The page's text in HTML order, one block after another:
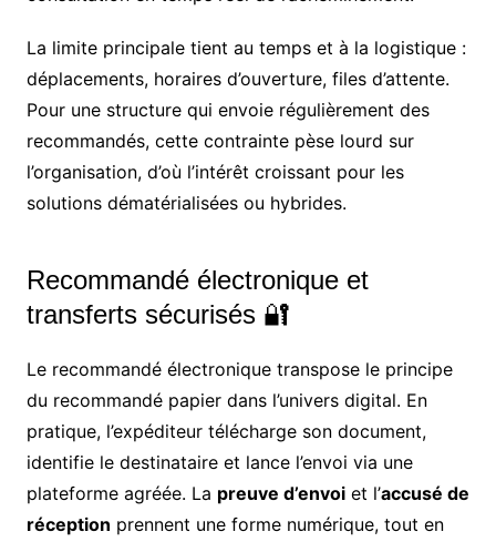
La limite principale tient au temps et à la logistique :
déplacements, horaires d’ouverture, files d’attente.
Pour une structure qui envoie régulièrement des
recommandés, cette contrainte pèse lourd sur
l’organisation, d’où l’intérêt croissant pour les
solutions dématérialisées ou hybrides.
Recommandé électronique et
transferts sécurisés 🔐
Le recommandé électronique transpose le principe
du recommandé papier dans l’univers digital. En
pratique, l’expéditeur télécharge son document,
identifie le destinataire et lance l’envoi via une
plateforme agréée. La preuve d’envoiet l’accusé de
réception prennent une forme numérique, tout en